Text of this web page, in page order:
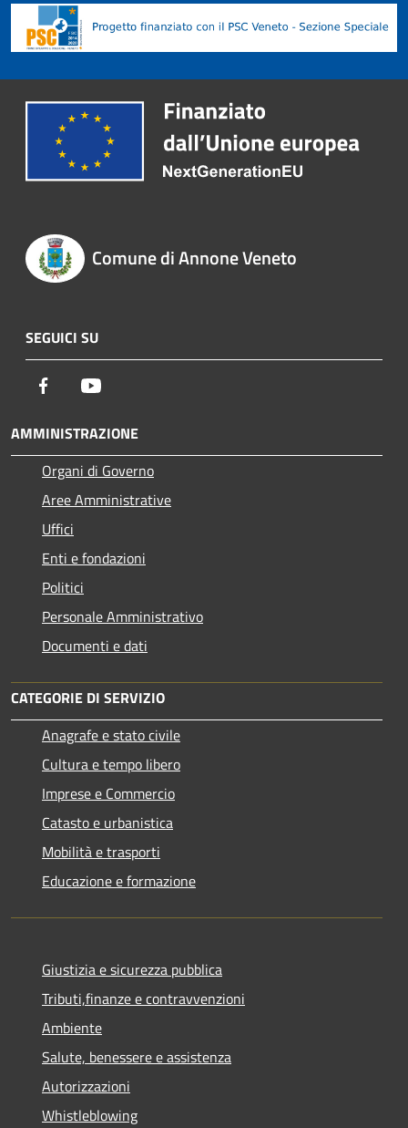
Comune di Annone Veneto
SEGUICI SU
Facebook
AMMINISTRAZIONE
Organi di Governo
Aree Amministrative
Uffici
Enti e fondazioni
Politici
Personale Amministrativo
Documenti e dati
CATEGORIE DI SERVIZIO
Anagrafe e stato civile
Cultura e tempo libero
Imprese e Commercio
Catasto e urbanistica
Mobilità e trasporti
Educazione e formazione
Giustizia e sicurezza pubblica
Tributi,finanze e contravvenzioni
Ambiente
Salute, benessere e assistenza
Autorizzazioni
Whistleblowing